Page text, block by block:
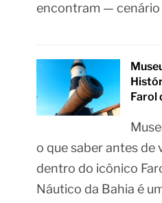
encontram —
Farol
o que saber antes de
dentro do icônico
Náutico da Bahia é